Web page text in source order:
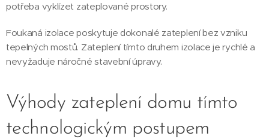
potřeba vyklízet zateplované prostory.
Foukaná izolace poskytuje dokonalé zateplení bez vzniku
tepelných mostů. Zateplení tímto druhem izolace je rychlé a
nevyžaduje náročné stavební úpravy.
Výhody zateplení domu tímto
technologickým postupem